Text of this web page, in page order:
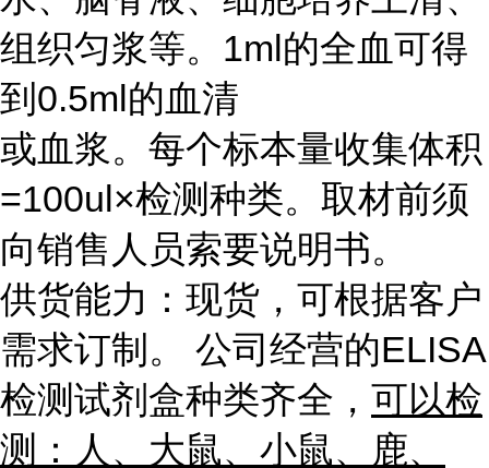
组织匀浆等。1ml的全血可得
到0.5ml的血清
或血浆。每个标本量收集体积
=100ul×检测种类。取材前须
向销售人员索要说明书。
供货能力：现货，可根据客户
需求订制。 公司经营的ELISA
检测试剂盒种类齐全， 可以检
测：人、大鼠、小鼠、鹿、